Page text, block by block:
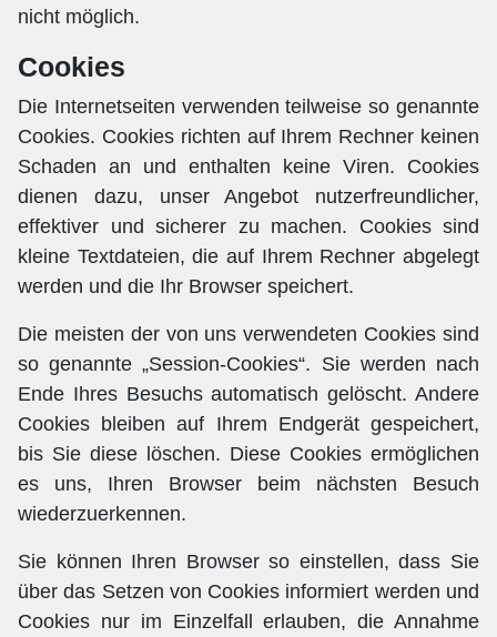
nicht möglich.
Cookies
Die Internetseiten verwenden teilweise so genannte
Cookies. Cookies richten auf Ihrem Rechner keinen
Schaden an und enthalten keine Viren. Cookies
dienen dazu, unser Angebot nutzerfreundlicher,
effektiver und sicherer zu machen. Cookies sind
kleine Textdateien, die auf Ihrem Rechner abgelegt
werden und die Ihr Browser speichert.
Die meisten der von uns verwendeten Cookies sind
so genannte „Session-Cookies“. Sie werden nach
Ende Ihres Besuchs automatisch gelöscht. Andere
Cookies bleiben auf Ihrem Endgerät gespeichert,
bis Sie diese löschen. Diese Cookies ermöglichen
es uns, Ihren Browser beim nächsten Besuch
wiederzuerkennen.
Sie können Ihren Browser so einstellen, dass Sie
über das Setzen von Cookies informiert werden und
Cookies nur im Einzelfall erlauben, die Annahme